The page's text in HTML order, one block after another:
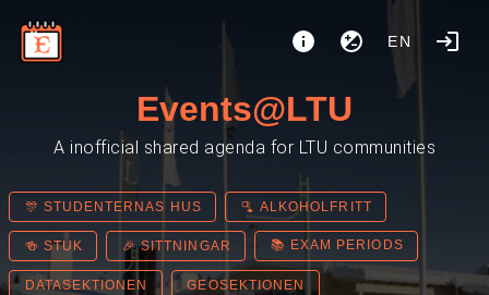
EN
Events@LTU
A inofficial shared agenda for LTU communities
🎊 STUDENTERNAS HUS 🫗 ALKOHOLFRITT
🍻 STUK 🎉 SITTNINGAR 📚 EXAM PERIODS
DATASEKTIONEN GEOSEKTIONEN